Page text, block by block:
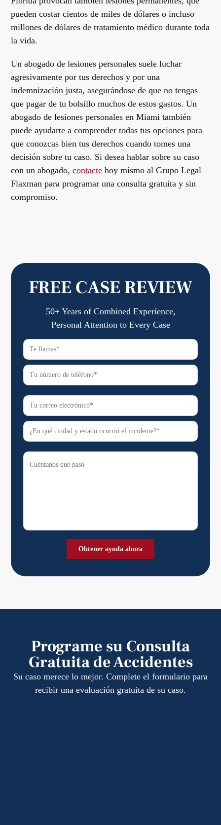
pueden costar cientos de miles de dólares o incluso
millones de dólares de tratamiento médico durante toda
la vida.
Un abogado de lesiones personales suele luchar
agresivamente por tus derechos y por una
indemnización justa, asegurándose de que no tengas
que pagar de tu bolsillo muchos de estos gastos. Un
abogado de lesiones personales en Miami también
puede ayudarte a comprender todas tus opciones para
que conozcas bien tus derechos cuando tomes una
decisión sobre tu caso. Si desea hablar sobre su caso
con un abogado,contacte hoy mismo al Grupo Legal
Flaxman para programar una consulta gratuita y sin
compromiso.
FREE CASE REVIEW
50+ Years of Combined Experience,
Personal Attention to Every Case
Programe su Consulta
Gratuita de Accidentes
Su caso merece lo mejor. Complete el formulario para
recibir una evaluación gratuita de su caso.